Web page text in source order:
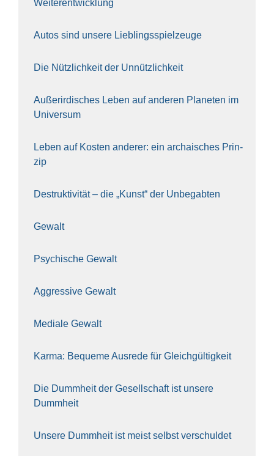
Wei­ter­ent­wick­lung
Autos sind unse­re Lieb­lings­spiel­zeu­ge
Die Nütz­lich­keit der Unnütz­lich­keit
Außer­ir­di­sches Leben auf ande­ren Pla­ne­ten im
Uni­ver­sum
Leben auf Kos­ten ande­rer: ein archai­sches Prin­
zip
Destruk­ti­vi­tät – die „Kunst“ der Unbe­gab­ten
Gewalt
Psy­chi­sche Gewalt
Aggres­si­ve Gewalt
Media­le Gewalt
Kar­ma: Beque­me Aus­re­de für Gleich­gül­tig­keit
Die Dumm­heit der Gesell­schaft ist unse­re
Dumm­heit
Unse­re Dumm­heit ist meist selbst ver­schul­det